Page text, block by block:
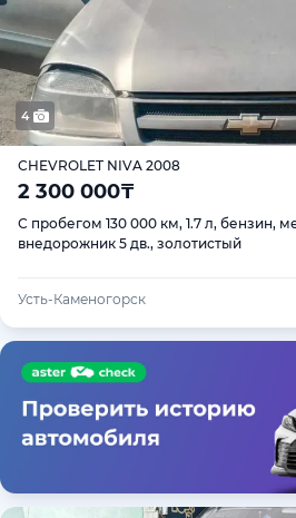
4
CHEVROLET NIVA 2008
2 300 000₸
С пробегом 130 000 км, 1.7 л, бензин,
внедорожник 5 дв., золотистый
Усть-Каменогорск